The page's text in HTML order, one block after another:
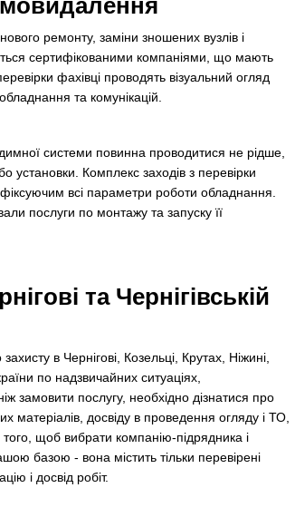
ремонту, заміни зношених вузлів і
сертифікованими компаніями, що мають
фахівці проводять візуальний огляд
та комунікацій.
системи повинна проводитися не рідше,
установки. Комплекс заходів з перевірки
всі параметри роботи обладнання.
послуги по монтажу та запуску її
та Чернігівській
в Чернігові, Козельці, Крутах, Ніжині,
по надзвичайних ситуаціях,
замовити послугу, необхідно дізнатися про
матеріалів, досвіду в проведення огляду і ТО,
щоб вибрати компанію-підрядника і
базою - вона містить тільки перевірені
і досвід робіт.